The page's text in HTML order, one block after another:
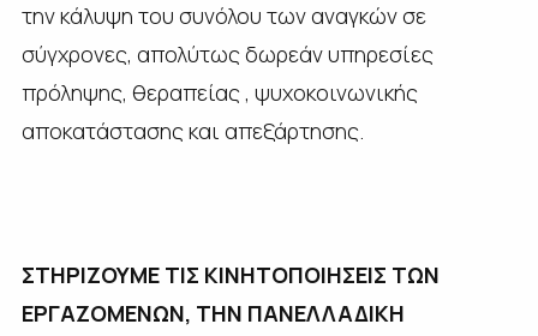
την κάλυψη του συνόλου των αναγκών σε
σύγχρονες, απολύτως δωρεάν υπηρεσίες
πρόληψης, θεραπείας , ψυχοκοινωνικής
αποκατάστασης και απεξάρτησης.
ΣΤΗΡΙΖΟΥΜΕ ΤΙΣ ΚΙΝΗΤΟΠΟΙΗΣΕΙΣ ΤΩΝ
ΕΡΓΑΖΟΜΕΝΩΝ, ΤΗΝ ΠΑΝΕΛΛΑΔΙΚΗ